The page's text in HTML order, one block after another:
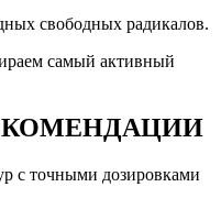
свободных радикалов.
самый активный
с точными дозировками